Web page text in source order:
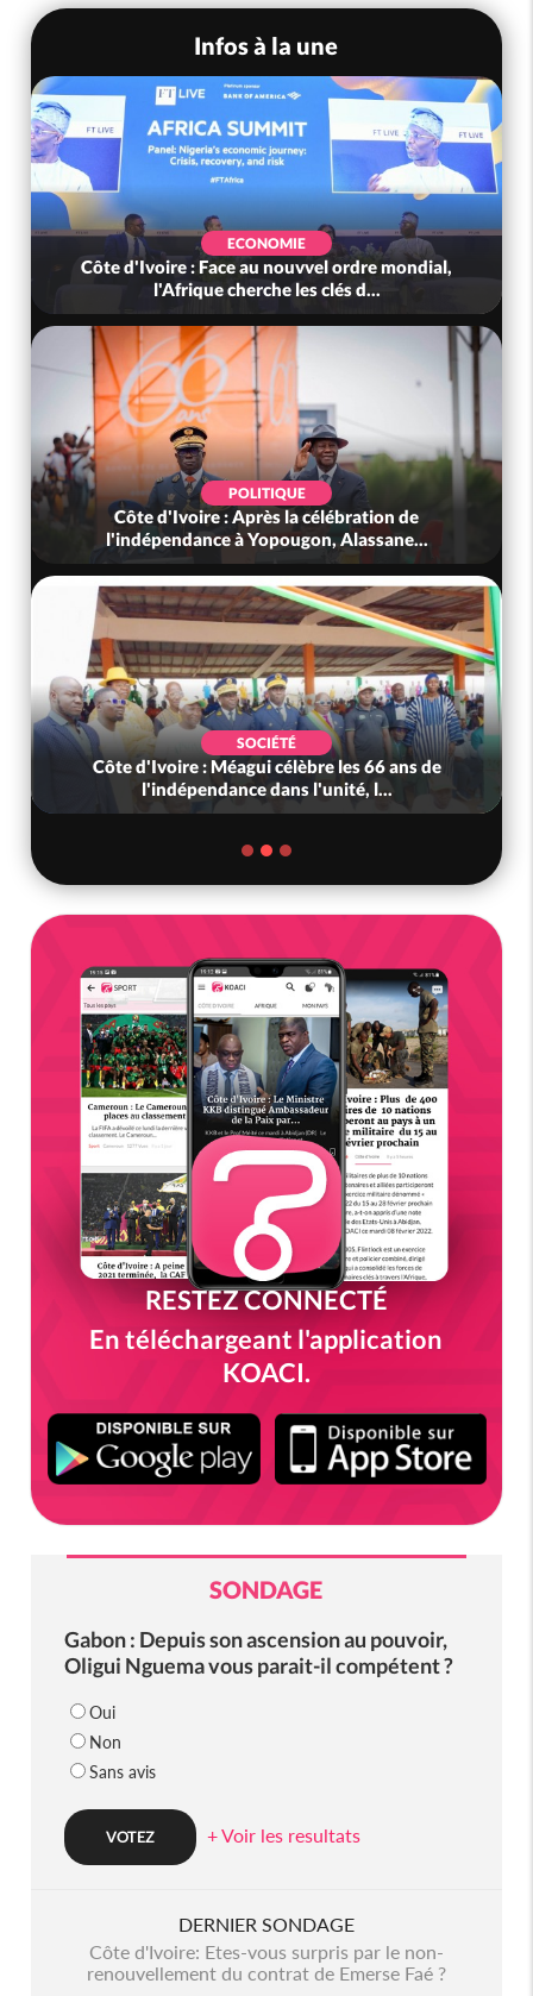
Infos à la une
ECONOMIE
Côte d'Ivoire : Face au nouvvel ordre mondial,
l'Afrique cherche les clés d...
POLITIQUE
Côte d'Ivoire : Après la célébration de
l'indépendance à Yopougon, Alassane...
SOCIÉTÉ
Côte d'Ivoire : Méagui célèbre les 66 ans de
l'indépendance dans l'unité, l...
RESTEZ CONNECTÉ
En téléchargeant l'application
KOACI.
SONDAGE
Gabon : Depuis son ascension au pouvoir,
Oligui Nguema vous parait-il compétent ?
Oui
Non
Sans avis
+ Voir les resultats
DERNIER SONDAGE
Côte d'Ivoire: Etes-vous surpris par le non-
renouvellement du contrat de Emerse Faé ?